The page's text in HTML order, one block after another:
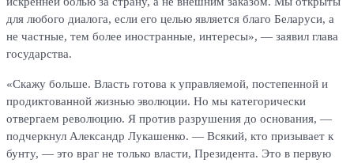
для любого диалога, если его целью является благо Беларуси, а
не частные, тем более иностранные, интересы», — заявил глава
государства.
«Скажу больше. Власть готова к управляемой, постепенной и
продиктованной жизнью эволюции. Но мы категорически
отвергаем революцию. Я против разрушения до основания, —
подчеркнул Александр Лукашенко. — Всякий, кто призывает к
бунту, — это враг не только власти, Президента. Это в первую